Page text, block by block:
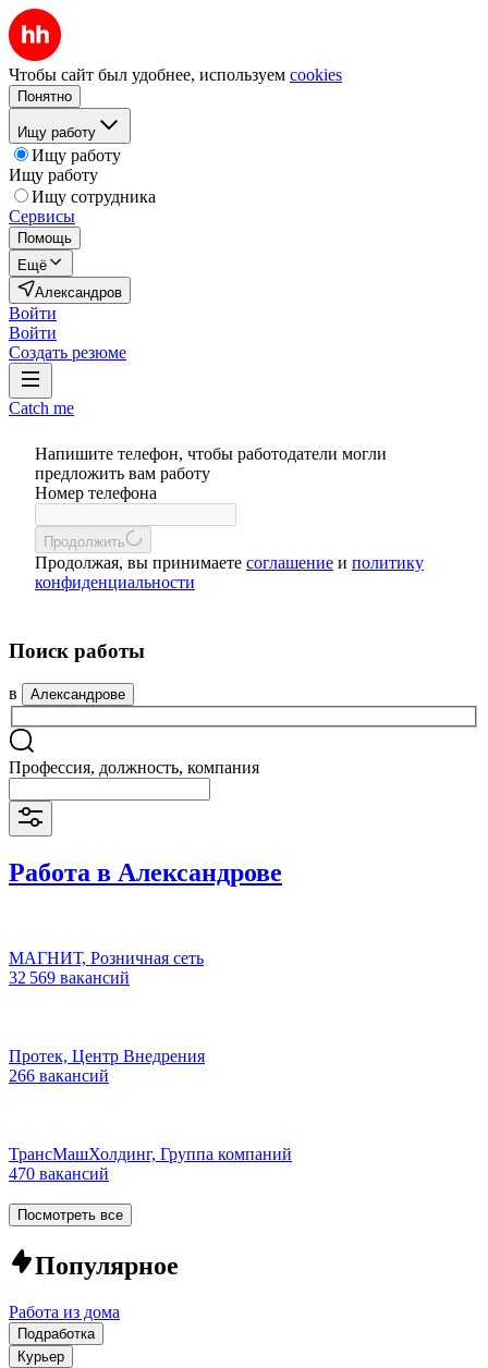
Чтобы сайт был удобнее, используем cookies
Понятно
Ищу работу
Ищу работу
Ищу работу
Ищу сотрудника
Сервисы
Помощь
Ещё
Александров
Войти
Войти
Создать резюме
Catch me
Напишите телефон, чтобы работодатели могли
предложить вам работу
Номер телефона
Продолжить
Продолжая, вы принимаете соглашение и политику
конфиденциальности
Поиск работы
в Александрове
Профессия, должность, компания
Работа в Александрове
МАГНИТ, Розничная сеть
32 569 вакансий
Протек, Центр Внедрения
266 вакансий
ТрансМашХолдинг, Группа компаний
470 вакансий
Посмотреть все
Популярное
Работа из дома
Подработка
Курьер